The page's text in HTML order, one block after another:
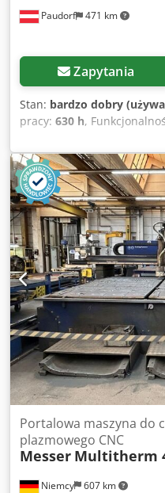
Paudorf 471 km
Zapytania
Stan: bardzo dobry
pracy: 630 h,
Master 6,20P Obrabiarka
produkcji: 2019 Źródło
Oprogramowanie
do układania elementów
odciągowa Donaldson, 5,5
wyłączone Maszyna jest
zakupem obrabiarki do
An Hjrf Lokalizacja:
Niemcy 607 km
Portalowa maszyna do
plazmowego CNC
Messer Multitherm